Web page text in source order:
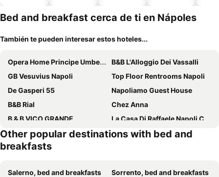
mascotas
Bed and breakfast cerca de ti en Nápoles
También te pueden interesar estos hoteles...
Opera Home Principe Umberto
B&B L'Alloggio Dei Vassalli
GB Vesuvius Napoli
Top Floor Rentrooms Napoli
De Gasperi 55
Napoliamo Guest House
B&B Rial
Chez Anna
B & B VICO GRANDE
La Casa Di Raffaele Napoli Centro
Dimora Savoia
diLetto a Napoli
Napoliday
Royal Rooms Luxury Suite
Affittacamere BLU STAR
Other popular destinations with bed and
breakfasts
Salerno, bed and breakfasts
Sorrento, bed and breakfasts